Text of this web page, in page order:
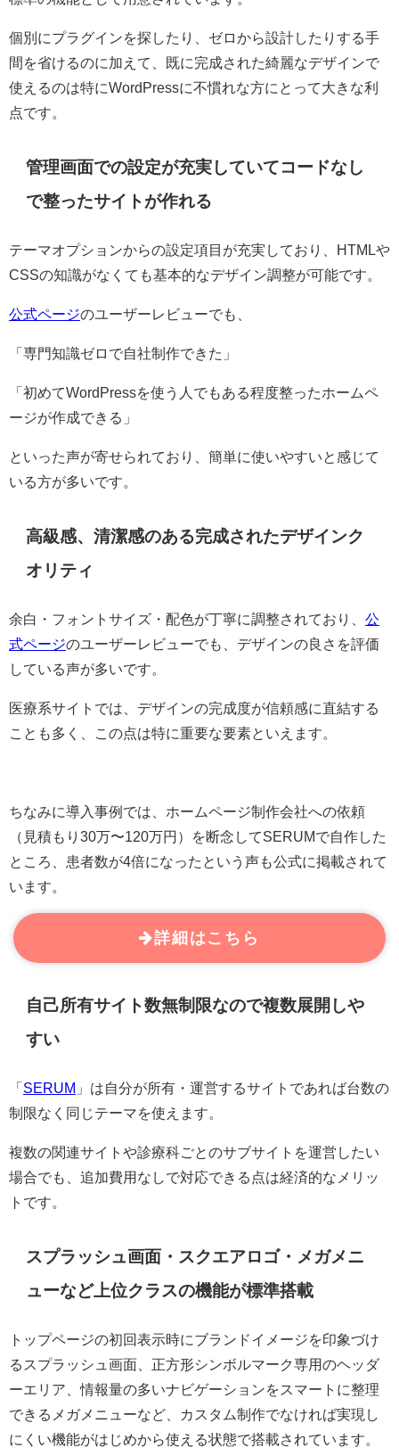
個別にプラグインを探したり、ゼロから設計したりする手
間を省けるのに加えて、既に完成された綺麗なデザインで
使えるのは特にWordPressに不慣れな方にとって大きな利
点です。
管理画面での設定が充実していてコードなし
で整ったサイトが作れる
テーマオプションからの設定項目が充実しており、HTMLや
CSSの知識がなくても基本的なデザイン調整が可能です。
公式ページのユーザーレビューでも、
「専門知識ゼロで自社制作できた」
「初めてWordPressを使う人でもある程度整ったホームペ
ージが作成できる」
といった声が寄せられており、簡単に使いやすいと感じて
いる方が多いです。
高級感、清潔感のある完成されたデザインク
オリティ
余白・フォントサイズ・配色が丁寧に調整されており、 公
式ページのユーザーレビューでも、デザインの良さを評価
している声が多いです。
医療系サイトでは、デザインの完成度が信頼感に直結する
ことも多く、この点は特に重要な要素といえます。
ちなみに導入事例では、ホームページ制作会社への依頼
（見積もり30万〜120万円）を断念してSERUMで自作した
ところ、患者数が4倍になったという声も公式に掲載されて
います。
詳細はこちら
自己所有サイト数無制限なので複数展開しや
すい
「 SERUM 」は自分が所有・運営するサイトであれば台数の
制限なく同じテーマを使えます。
複数の関連サイトや診療科ごとのサブサイトを運営したい
場合でも、追加費用なしで対応できる点は経済的なメリッ
トです。
スプラッシュ画面・スクエアロゴ・メガメニ
ューなど上位クラスの機能が標準搭載
トップページの初回表示時にブランドイメージを印象づけ
るスプラッシュ画面、正方形シンボルマーク専用のヘッダ
ーエリア、情報量の多いナビゲーションをスマートに整理
できるメガメニューなど、カスタム制作でなければ実現し
にくい機能がはじめから使える状態で搭載されています。